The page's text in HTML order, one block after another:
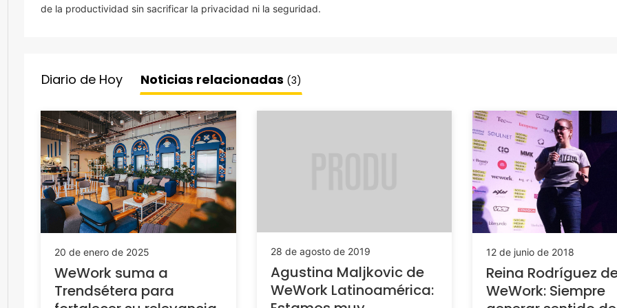
de la productividad sin sacrificar la privacidad ni la seguridad.
Diario de Hoy Noticias relacionadas (3)
20 de enero de 2025
WeWork suma a
Trendsétera para
28 de agosto de 2019
Agustina Maljkovic de
WeWork Latinoamérica:
12 de junio de 2018
Reina Rodríguez
WeWork: Siempre